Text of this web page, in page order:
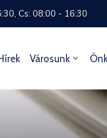
Cs: 08:00 - 16:30
Városunk